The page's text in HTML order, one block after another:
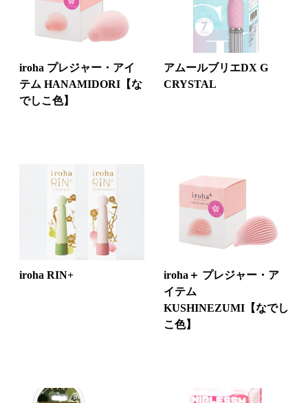
iroha プレジャー・アイ
テム HANAMIDORI【な
でしこ色】
アムールブリエDX G
CRYSTAL
iroha RIN+
iroha＋ プレジャー・ア
イテム
KUSHINEZUMI【なでし
こ色】